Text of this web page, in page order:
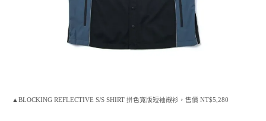
▲BLOCKING REFLECTIVE S/S SHIRT 拼色寬版短袖襯衫，售價 NT$5,280